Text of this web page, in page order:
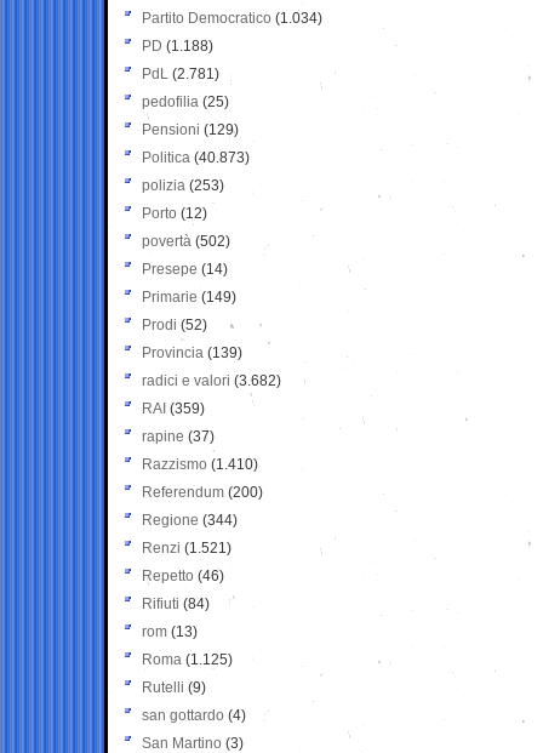
Partito Democratico (1.034)
PD (1.188)
PdL (2.781)
pedofilia (25)
Pensioni (129)
Politica (40.873)
polizia (253)
Porto (12)
povertà (502)
Presepe (14)
Primarie (149)
Prodi (52)
Provincia (139)
radici e valori (3.682)
RAI (359)
rapine (37)
Razzismo (1.410)
Referendum (200)
Regione (344)
Renzi (1.521)
Repetto (46)
Rifiuti (84)
rom (13)
Roma (1.125)
Rutelli (9)
san gottardo (4)
San Martino (3)